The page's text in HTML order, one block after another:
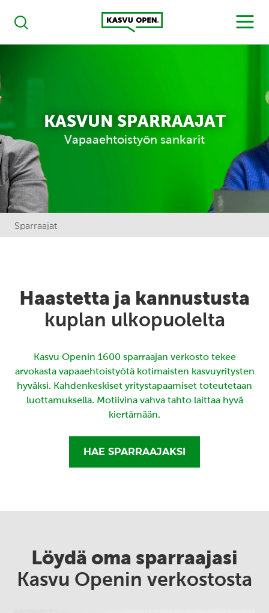
Haku
Kasvu Open
MENU
KASVUN SPARRAAJAT
Vapaaehtoistyön sankarit
Sparraajat
Haastetta ja kannustusta
kuplan ulkopuolelta
Kasvu Openin 1600 sparraajan verkosto tekee
arvokasta vapaaehtoistyötä kotimaisten kasvuyritysten
hyväksi. Kahdenkeskiset yritystapaamiset toteutetaan
luottamuksella. Motiivina vahva tahto laittaa hyvä
kiertämään.
HAE SPARRAAJAKSI
Löydä oma sparraajasi
Kasvu Openin verkostosta